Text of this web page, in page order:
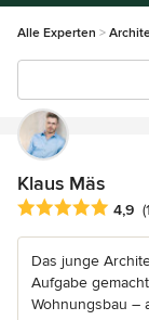
Alle Experten
Klaus Mäs
4,9
Das junge
Aufgabe
Wohnungsbau –